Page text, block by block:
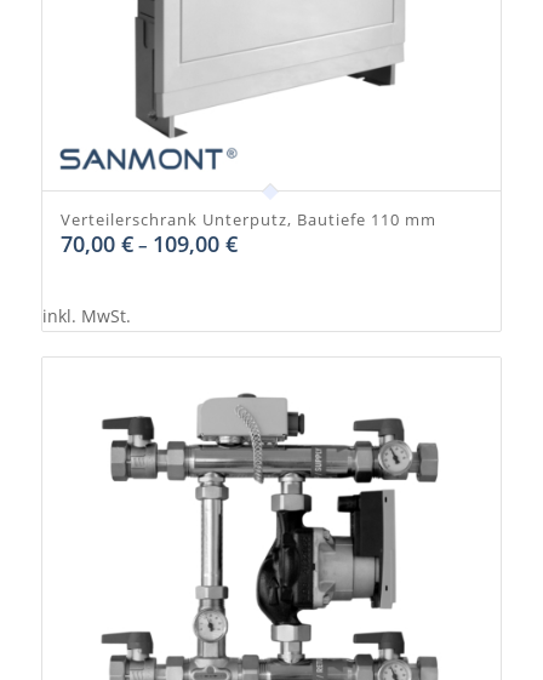
Verteilerschrank Unterputz, Bautiefe 110 mm
70,00 €– 109,00 €
inkl. MwSt.